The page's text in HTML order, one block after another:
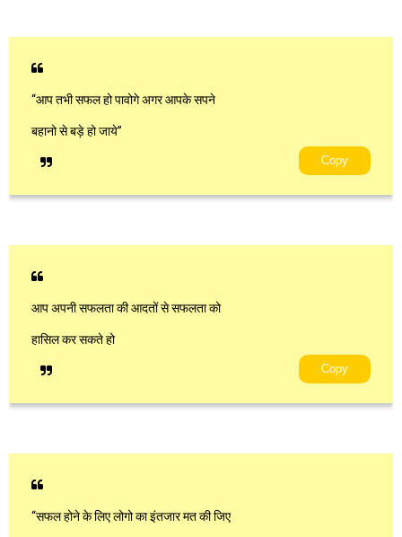
“आप तभी सफल हो पावोगे अगर आपके सपने
बहानो से बड़े हो जाये”
Copy
आप अपनी सफलता की आदतों से सफलता को
हासिल कर सकते हो
Copy
“सफल होने के लिए लोगो का इंतजार मत की जिए